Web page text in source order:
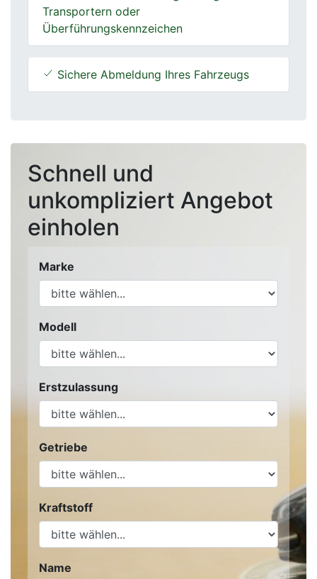
Transportern oder
Überführungskennzeichen
Sichere Abmeldung Ihres Fahrzeugs
Schnell und
unkompliziert Angebot
einholen
Marke
Modell
Erstzulassung
Getriebe
Kraftstoff
Name